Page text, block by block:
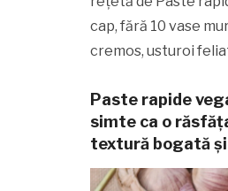
cap, fără 10 vase
cremos, usturoi
Paste rapide
simte ca o
textură bogată